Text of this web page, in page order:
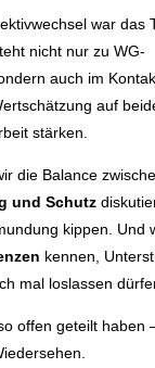
war das
nicht nur zu WG-
auch im
auf
stärken.
die Balance
und Schutz
kippen. Und
kennen,
mal loslassen
offen geteilt haben